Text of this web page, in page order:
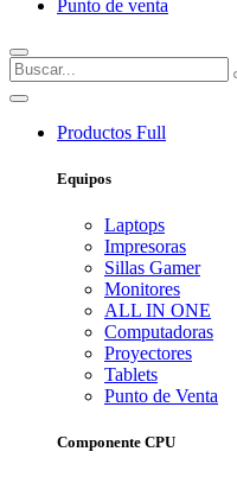
Punto de venta
Productos Full
Equipos
Laptops
Impresoras
Sillas Gamer
Monitores
ALL IN ONE
Computadoras
Proyectores
Tablets
Punto de Venta
Componente CPU